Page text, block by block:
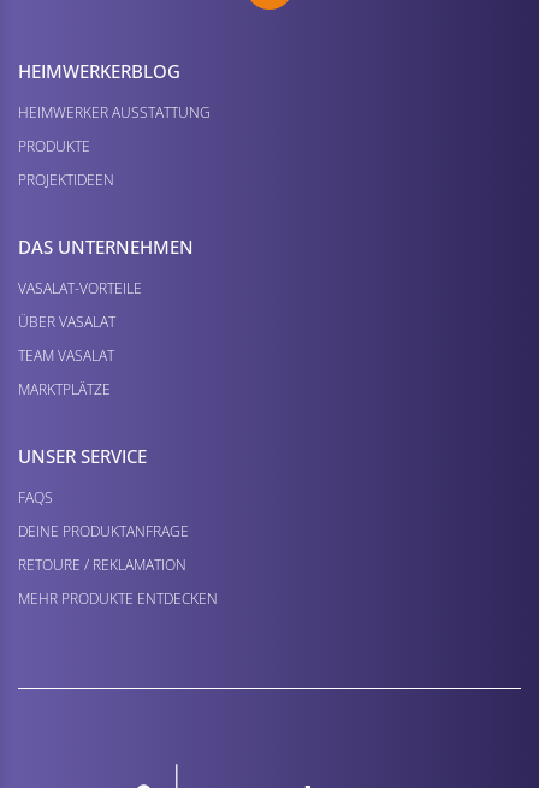
HEIMWERKER­BLOG
HEIMWERKER AUSSTATTUNG
PRODUKTE
PROJEKTIDEEN
DAS UNTERNEHMEN
VASALAT-VORTEILE
ÜBER VASALAT
TEAM VASALAT
MARKTPLÄTZE
UNSER SERVICE
FAQS
DEINE PRODUKTANFRAGE
RETOURE / REKLAMATION
MEHR PRODUKTE ENTDECKEN